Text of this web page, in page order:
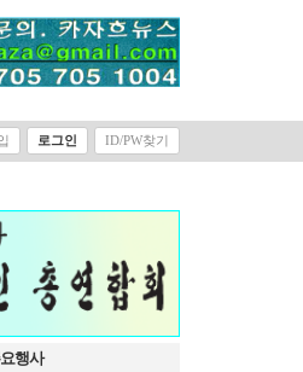
로그인 ID/PW찾기
행사